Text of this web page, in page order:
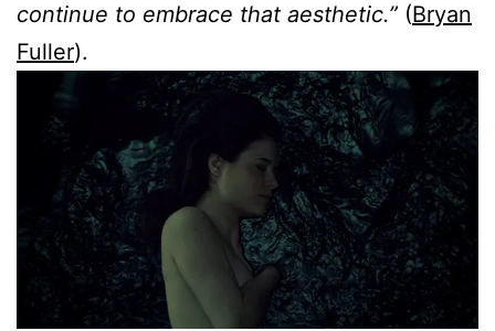
continue to embrace that aesthetic.” (Bryan
Fuller).